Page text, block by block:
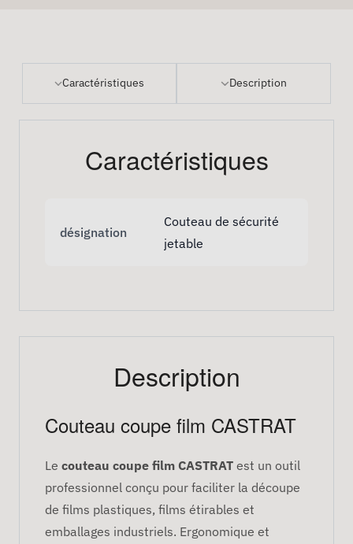
Caractéristiques Description
Caractéristiques
désignation
Couteau de sécurité
jetable
Description
Couteau coupe film CASTRAT
Le couteau coupe film CASTRAT est un outil
professionnel conçu pour faciliter la découpe
de films plastiques, films étirables et
emballages industriels. Ergonomique et